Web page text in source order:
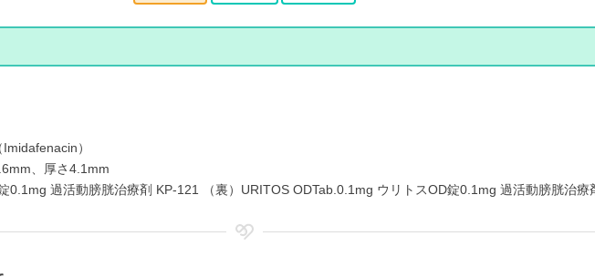
）
、厚さ4.1mm
0.1mg 過活動膀胱治療剤 KP-121 （裏）URITOS ODTab.0.1mg ウリトスOD錠0.1mg 過活動膀胱治療